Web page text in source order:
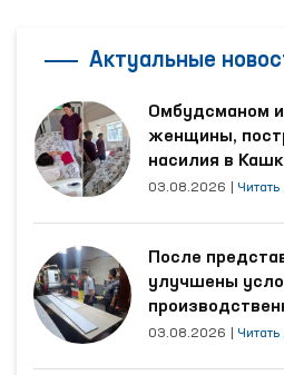
Актуальные
Омбудсманом
женщины,
насилия в
области
03.08.2026 Читать
После
улучшены
трудятся
03.08.2026 Читать